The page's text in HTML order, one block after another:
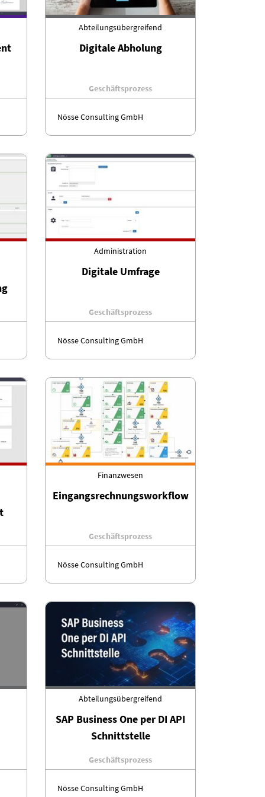
Abteilungsübergreifend
Digitale Abholung
Geschäftsprozess
Nösse Consulting GmbH
Administration
Digitale Umfrage
Geschäftsprozess
Nösse Consulting GmbH
Finanzwesen
Eingangsrechnungsworkflow
Geschäftsprozess
Nösse Consulting GmbH
Abteilungsübergreifend
SAP Business One per DI API
Schnittstelle
Geschäftsprozess
Nösse Consulting GmbH